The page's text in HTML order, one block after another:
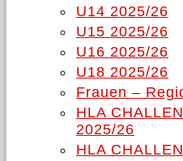
U14 2025/26
U15 2025/26
U16 2025/26
U18 2025/26
Frauen –
HLA
2025/26
HLA